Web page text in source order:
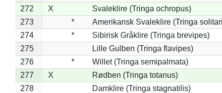
272
X
Svaleklire (Tringa ochropus)
273
*
Amerikansk Svaleklire (Tringa
274
*
Sibirisk Gråklire (Tringa brevipes)
275
Lille Gulben (Tringa flavipes)
276
*
Willet (Tringa semipalmata)
277
X
Rødben (Tringa totanus)
278
Damklire (Tringa stagnatilis)